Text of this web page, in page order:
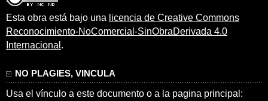
Esta obra está bajo una licencia de Creative Commons
Reconocimiento-NoComercial-SinObraDerivada 4.0
Internacional .
NO PLAGIES, VINCULA
Usa el vínculo a este documento o a la pagina principal: